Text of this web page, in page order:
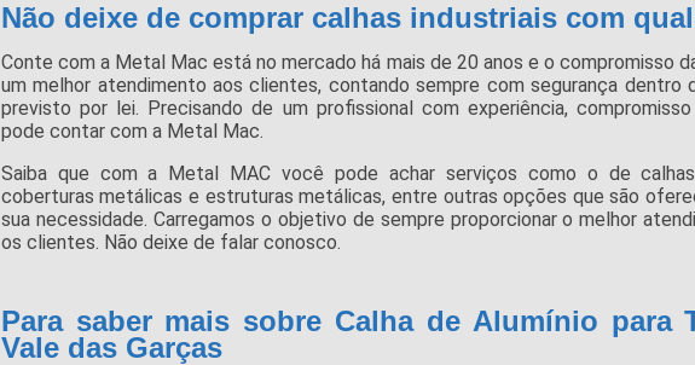
Não deixe de comprar calhas industriais com
Conte com a Metal Mac está no mercado há mais de 20 anos e o compromisso
um melhor atendimento aos clientes, contando sempre com segurança dentro
previsto por lei. Precisando de um profissional com experiência,
pode contar com a Metal Mac.
Saiba que com a Metal MAC você pode achar serviços como o de calhas
coberturas metálicas e estruturas metálicas, entre outras opções que são
sua necessidade. Carregamos o objetivo de sempre proporcionar o melhor
os clientes. Não deixe de falar conosco.
Para saber mais sobre Calha de Alumínio para
Vale das Garças